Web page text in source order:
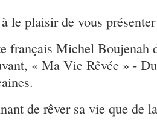
le plaisir de vous présenter
français Michel Boujenah
« Ma Vie Rêvée » -
de rêver sa vie que de